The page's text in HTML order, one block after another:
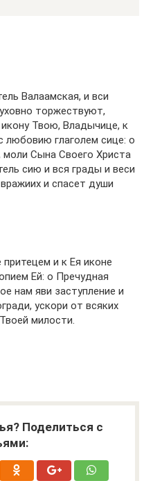
Валаамская, и вси
торжествуют,
Твою, Владычице, к
глаголем сице: о
Сына Своего Христа
сию и вся грады и веси
и спасет души
и к Ея иконе
Ей: о Пречудная
нам яви заступление и
ускори от всяких
милости.
Поделиться с